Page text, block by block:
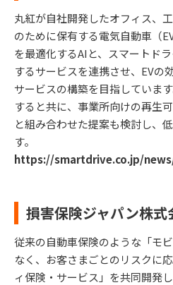
丸紅が自社開発したオフィス、
のために保有する電気自動車（
を最適化するAIと、スマートド
するサービスを連携させ、EVの
サービスの構築を目指していま
すると共に、事業所向けの再生
と組み合わせた提案も検討し、
す。
https://smartdrive.co.jp/
損害保険ジャパン株式
従来の自動車保険のような「モ
なく、お客さまごとのリスクに
ィ保険・サービス」を共同開発